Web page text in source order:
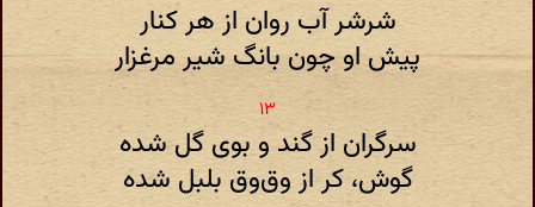
شرشر آب روان از هر کنار
پیش او چون بانگ شیر مرغزار
سرگران از گند و بوی گل شده
گوش، کر از وق‌وق بلبل شده